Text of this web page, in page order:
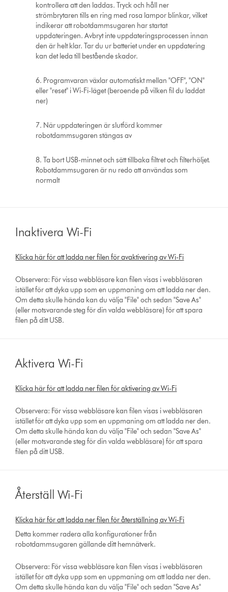
kontrollera att den laddas. Tryck och håll ner
strömbrytaren tills en ring med rosa lampor blinkar, vilket
indikerar att robotdammsugaren har startat
uppdateringen. Avbryt inte uppdateringsprocessen innan
den är helt klar. Tar du ur batteriet under en uppdatering
kan det leda till bestående skador.
6. Programvaran växlar automatiskt mellan "OFF", "ON"
eller "reset" i Wi-Fi-läget (beroende på vilken fil du laddat
ner)
7. När uppdateringen är slutförd kommer
robotdammsugaren stängas av
8. Ta bort USB-minnet och sätt tillbaka filtret och filterhöljet.
Robotdammsugaren är nu redo att användas som
normalt
Inaktivera Wi-Fi
Klicka här för att ladda ner filen för avaktivering av Wi-Fi
Observera: För vissa webbläsare kan filen visas i webbläsaren
istället för att dyka upp som en uppmaning om att ladda ner den.
Om detta skulle hända kan du välja "File" och sedan "Save As"
(eller motsvarande steg för din valda webbläsare) för att spara
filen på ditt USB.
Aktivera Wi-Fi
Klicka här för att ladda ner filen för aktivering av Wi-Fi
Observera: För vissa webbläsare kan filen visas i webbläsaren
istället för att dyka upp som en uppmaning om att ladda ner den.
Om detta skulle hända kan du välja "File" och sedan "Save As"
(eller motsvarande steg för din valda webbläsare) för att spara
filen på ditt USB.
Återställ Wi-Fi
Klicka här för att ladda ner filen för återställning av Wi-Fi
Detta kommer radera alla konfigurationer från
robotdammsugaren gällande ditt hemnätverk.
Observera: För vissa webbläsare kan filen visas i webbläsaren
istället för att dyka upp som en uppmaning om att ladda ner den.
Om detta skulle hända kan du välja "File" och sedan "Save As"